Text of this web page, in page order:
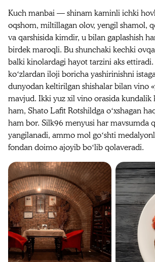
Kuch manbai — shinam kaminli ichki
oqshom, miltillagan olov, yengil shamol,
va qarshisida kimdir, u bilan gaplashish
birdek maroqli. Bu shunchaki kechki
balki kinolardagi hayot tarzini aks
koʻzlardan iloji boricha yashirinishni
dunyodan keltirilgan shishalar bilan vino
mavjud. Ikki yuz xil vino orasida kundalik
ham, Shato Lafit Rotshildga oʻxshagan
ham bor. Silk96 menyusi har mavsumda
yangilanadi, ammo mol goʻshti
fondan doimo ajoyib boʻlib qolaveradi.